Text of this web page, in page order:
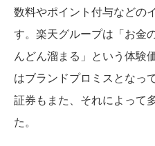
数料やポイント付与などの
す。楽天グループは「お金
んどん溜まる」という体験
はブランドプロミスとなっ
証券もまた、それによって
た。